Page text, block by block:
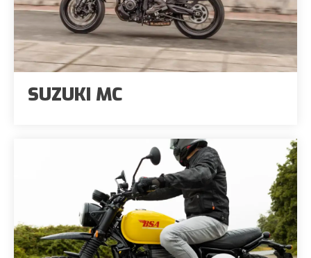
SUZUKI MC